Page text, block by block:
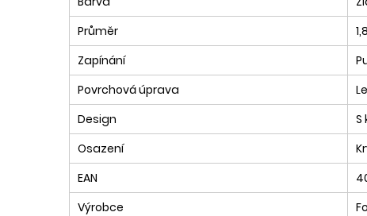
Průměr
Zapínání
Povrchová úprava
Design
S
Osazení
EAN
Výrobce